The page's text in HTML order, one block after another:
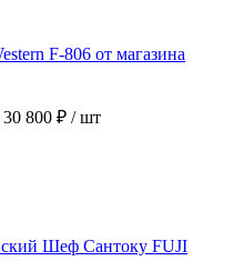
30 800 ₽ / шт